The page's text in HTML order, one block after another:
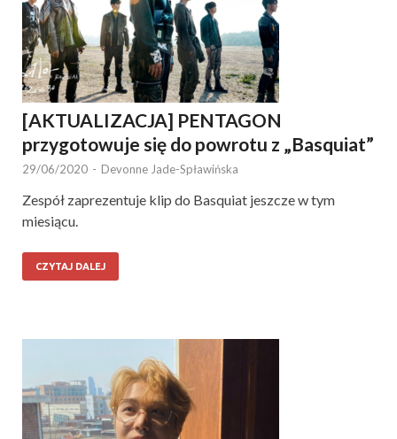
[AKTUALIZACJA] PENTAGON
przygotowuje się do powrotu z „Basquiat”
29/06/2020 - Devonne Jade-Spławińska
Zespół zaprezentuje klip do Basquiat jeszcze w tym
miesiącu.
CZYTAJ DALEJ